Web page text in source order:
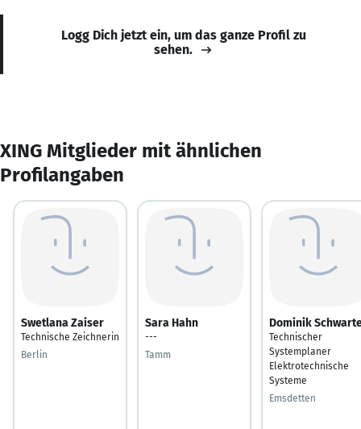
Logg Dich jetzt ein, um das ganze Profil zu
sehen.
XING Mitglieder mit ähnlichen
Profilangaben
Swetlana Zaiser
Technische Zeichnerin
Berlin
Sara Hahn
---
Tamm
Dominik
Technischer
Systemplaner
Elektrotechnische
Systeme
Emsdetten